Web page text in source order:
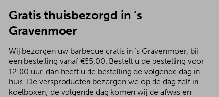
Gratis thuisbezorgd in ’s
Gravenmoer
Wij bezorgen uw barbecue gratis in ’s Gravenmoer, bij
een bestelling vanaf €55,00. Bestelt u de bestelling voor
12:00 uur, dan heeft u de bestelling de volgende dag in
huis. De versproducten bezorgen we op de dag zelf in
koelboxen; de volgende dag komen wij de afwas en